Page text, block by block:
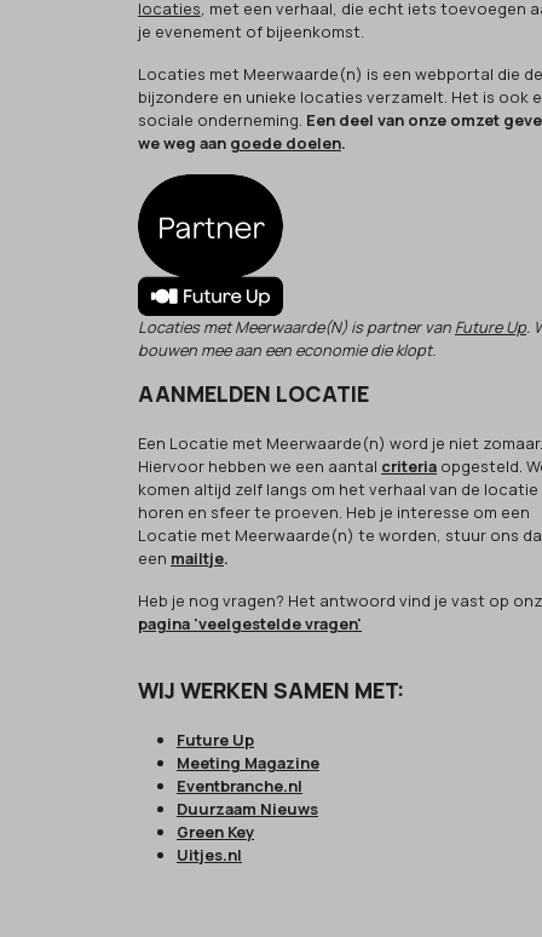
locaties, met een verhaal, die echt iets toevoegen
je evenement of bijeenkomst.
Locaties met Meerwaarde(n) is een webportal die
bijzondere en unieke locaties verzamelt. Het is ook
sociale onderneming. Een deel van onze omzet
we weg aan goede doelen.
Locaties met Meerwaarde(N) is partner van Future Up.
bouwen mee aan een economie die klopt.
AANMELDEN LOCATIE
Een Locatie met Meerwaarde(n) word je niet zomaar.
Hiervoor hebben we een aantal criteria opgesteld.
komen altijd zelf langs om het verhaal van de
horen en sfeer te proeven. Heb je interesse om een
Locatie met Meerwaarde(n) te worden, stuur ons
een mailtje.
Heb je nog vragen? Het antwoord vind je vast op
pagina 'veelgestelde vragen'
WIJ WERKEN SAMEN MET:
Future Up
Meeting Magazine
Eventbranche.nl
Duurzaam Nieuws
Green Key
Uitjes.nl